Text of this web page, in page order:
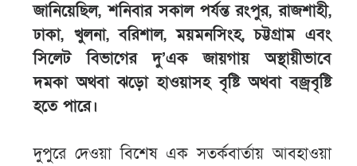
জানিয়েছিল, শনিবার সকাল পর্যন্ত রংপুর, রাজশাহী,
ঢাকা, খুলনা, বরিশাল, ময়মনসিংহ, চট্টগ্রাম এবং
সিলেট বিভাগের দু’এক জায়গায় অস্থায়ীভাবে
দমকা অথবা ঝড়ো হাওয়াসহ বৃষ্টি অথবা বজ্রবৃষ্টি
হতে পারে।
দুপুরে দেওয়া বিশেষ এক সতর্কবার্তায় আবহাওয়া